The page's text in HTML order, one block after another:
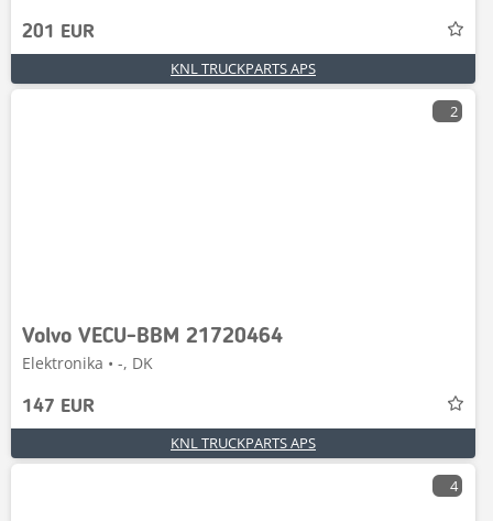
201 EUR
KNL TRUCKPARTS APS
2
Volvo VECU-BBM 21720464
Elektronika • -, DK
147 EUR
KNL TRUCKPARTS APS
4